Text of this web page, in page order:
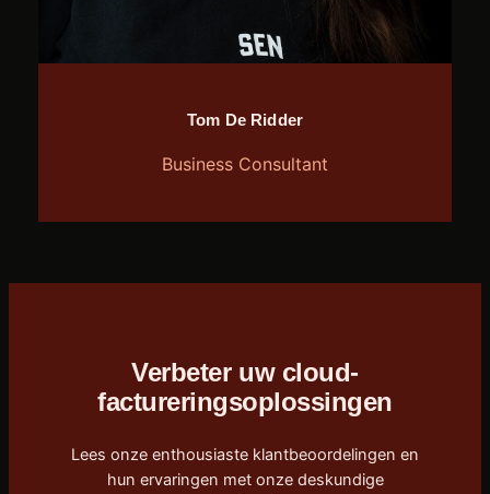
Tom De Ridder
Business Consultant
Verbeter uw cloud-
factureringsoplossingen
Lees onze enthousiaste klantbeoordelingen en
hun ervaringen met onze deskundige